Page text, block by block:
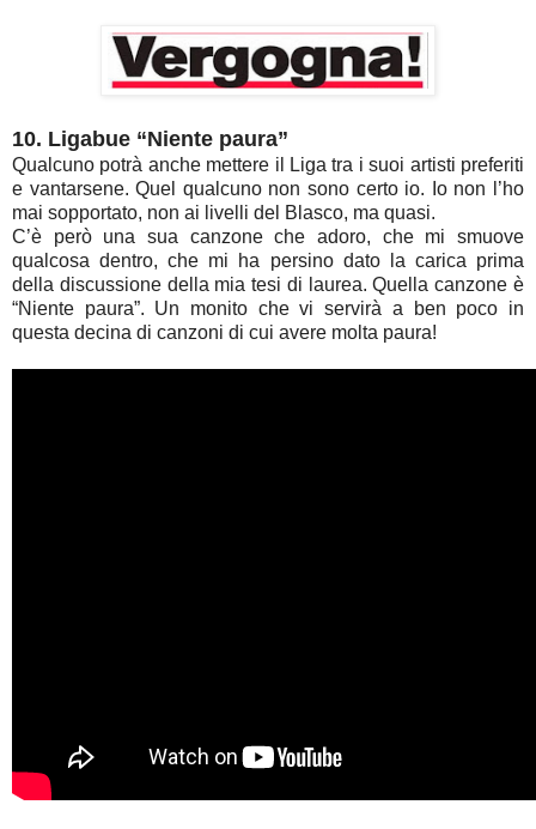
10. Ligabue “Niente paura”
Qualcuno potrà anche mettere il Liga tra i suoi artisti preferiti
e vantarsene. Quel qualcuno non sono certo io. Io non l’ho
mai sopportato, non ai livelli del Blasco, ma quasi.
C’è però una sua canzone che adoro, che mi smuove
qualcosa dentro, che mi ha persino dato la carica prima
della discussione della mia tesi di laurea. Quella canzone è
“Niente paura”. Un monito che vi servirà a ben poco in
questa decina di canzoni di cui avere molta paura!